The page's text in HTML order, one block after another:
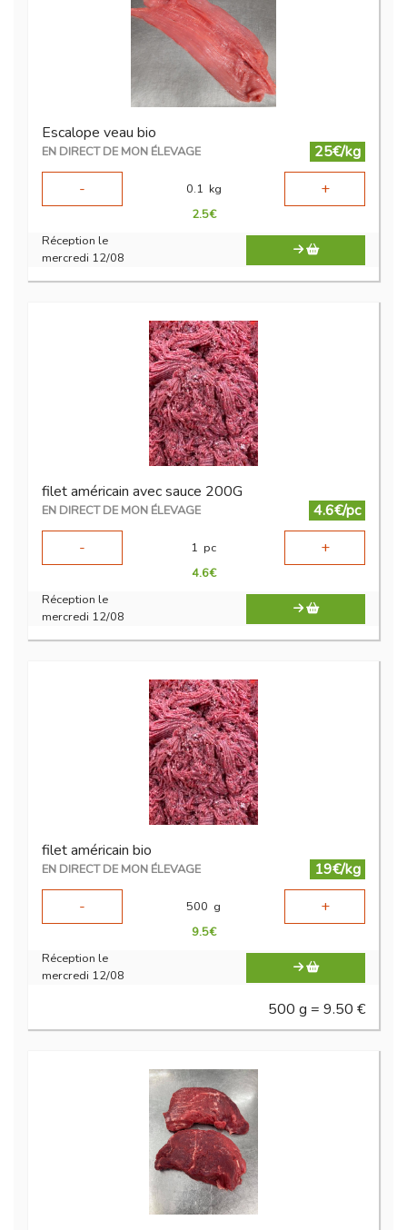
Escalope veau bio
EN DIRECT DE MON ÉLEVAGE
25€/kg
-
0.1 kg +
2.5€
Réception le
mercredi 12/08
filet américain avec sauce 200G
EN DIRECT DE MON ÉLEVAGE
4.6€/pc
-
1 pc +
4.6€
Réception le
mercredi 12/08
filet américain bio
EN DIRECT DE MON ÉLEVAGE
19€/kg
-
500 g +
9.5€
Réception le
mercredi 12/08
500 g = 9.50 €